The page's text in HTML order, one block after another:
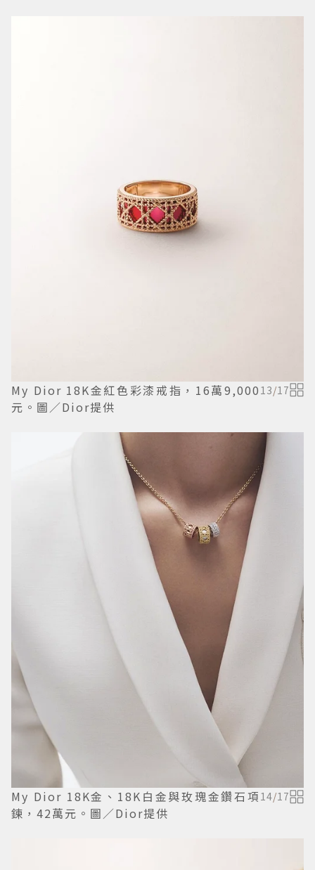
My Dior 18K金紅色彩漆戒指，16萬9,000
元。圖／Dior提供
13/17
My Dior 18K金、18K白金與玫瑰金鑽石項
鍊，42萬元。圖／Dior提供
14/17